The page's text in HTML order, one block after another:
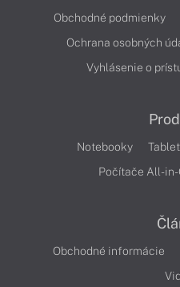
Obchodné podmienky
Ochrana osobných
Vyhlásenie o
Notebooky
Počítače All-in-
Obchodné informácie